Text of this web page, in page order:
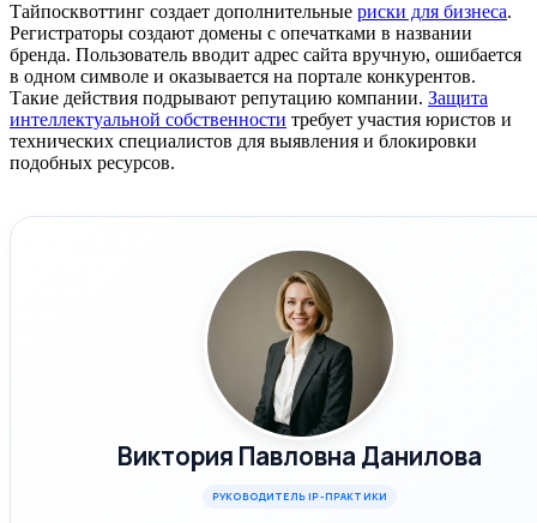
Тайпосквоттинг создает дополнительные риски для бизнеса.
Регистраторы создают домены с опечатками в названии
бренда. Пользователь вводит адрес сайта вручную, ошибается
в одном символе и оказывается на портале конкурентов.
Такие действия подрывают репутацию компании. Защита
интеллектуальной собственности требует участия юристов и
технических специалистов для выявления и блокировки
подобных ресурсов.
Виктория Павловна Данилова
РУКОВОДИТЕЛЬ IP-ПРАКТИКИ